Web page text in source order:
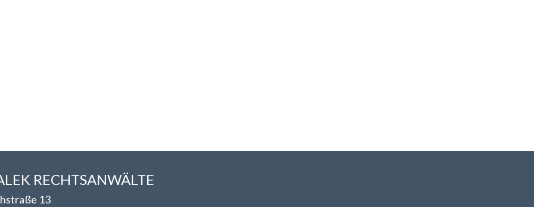
RECHTSANWÄLT​​E
13